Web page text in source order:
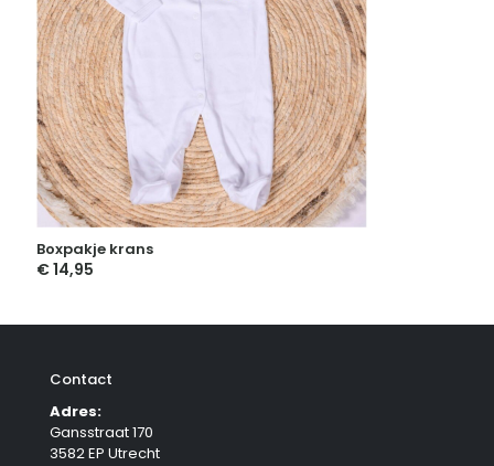
Boxpakje krans
€14,95
Contact
Adres:
Gansstraat 170
3582 EP Utrecht